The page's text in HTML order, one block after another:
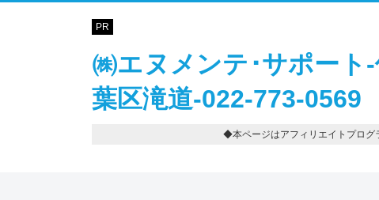
PR
㈱エヌメンテ･サポート
葉区滝道-022-773-0569
◆本ページはアフィリエイトプログ